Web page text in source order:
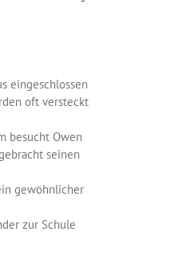
eingeschlossen
oft versteckt
besucht Owen
seinen
gewöhnlicher
zur Schule